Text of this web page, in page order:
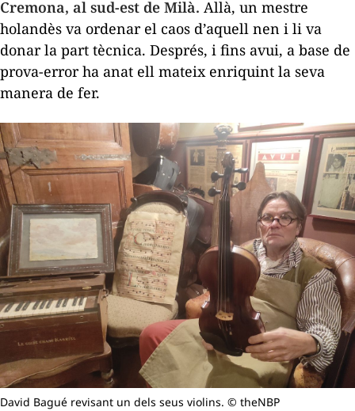
Cremona, al sud-est de Milà. Allà, un mestre
holandès va ordenar el caos d’aquell nen i li va
donar la part tècnica. Després, i fins avui, a base de
prova-error ha anat ell mateix enriquint la seva
manera de fer.
David Bagué revisant un dels seus violins. © theNBP